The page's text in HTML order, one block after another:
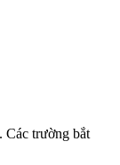
Các trường bắt